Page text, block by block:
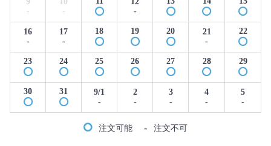
-
-
-
16
-
17
-
18 19 20
21
-
22
23 24 25 26 27 28 29
30 31
9/1
-
2
-
3
-
4
-
5
-
注文可能 - 注文不可